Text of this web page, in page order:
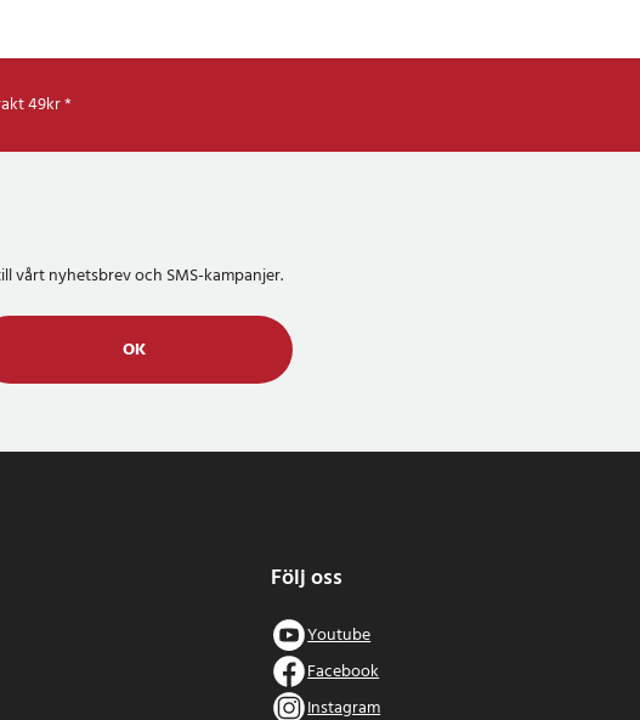
49kr *
vårt nyhetsbrev och SMS-kampanjer.
OK
Följ oss
Youtube
Facebook
Instagram